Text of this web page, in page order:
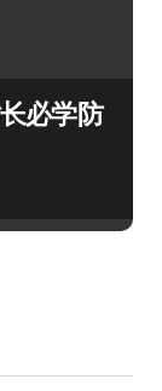
必学防